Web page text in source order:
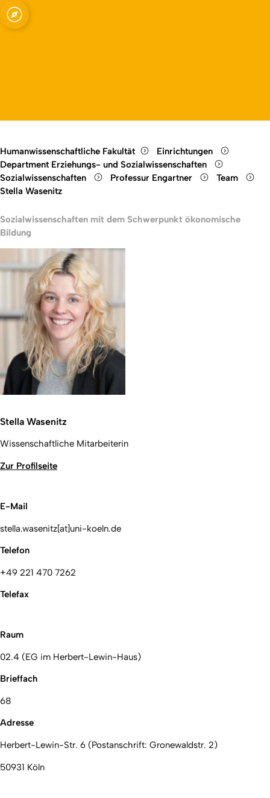
mit dem
Bildung
Open quicklink menu
Humanwissenschaftliche Fakultät
Einrichtungen
Department Erziehungs- und Sozialwissenschaften
Sozialwissenschaften
Professur Engartner
Team
Stella Wasenitz
Sozialwissenschaften mit dem Schwerpunkt ökonomische
Bildung
Stella Wasenitz
Wissenschaftliche Mitarbeiterin
Zur Profilseite
E-Mail
stella.wasenitz[at]uni-koeln.de
Telefon
+49 221 470 7262
Telefax
Raum
02.4 (EG im Herbert-Lewin-Haus)
Brieffach
68
Adresse
Herbert-Lewin-Str. 6 (Postanschrift: Gronewaldstr. 2)
50931 Köln